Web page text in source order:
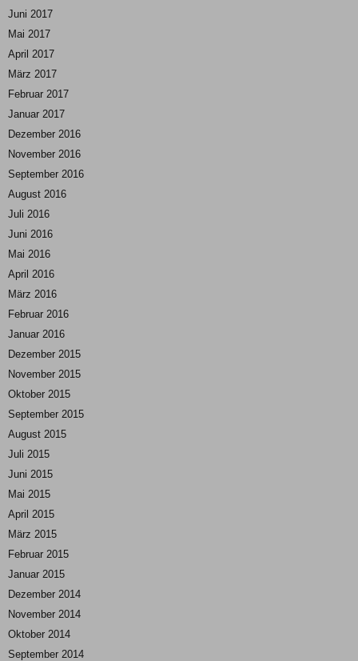
Juni 2017
Mai 2017
April 2017
März 2017
Februar 2017
Januar 2017
Dezember 2016
November 2016
September 2016
August 2016
Juli 2016
Juni 2016
Mai 2016
April 2016
März 2016
Februar 2016
Januar 2016
Dezember 2015
November 2015
Oktober 2015
September 2015
August 2015
Juli 2015
Juni 2015
Mai 2015
April 2015
März 2015
Februar 2015
Januar 2015
Dezember 2014
November 2014
Oktober 2014
September 2014